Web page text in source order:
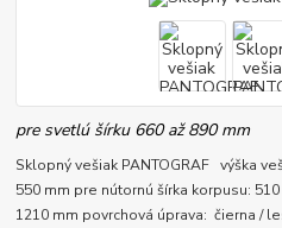
pre svetlú šírku 660 až 890 mm
Sklopný vešiak PANTOGRAF výška
550 mm pre nútornú šírka korpusu:
1210 mm povrchová úprava: čierna /